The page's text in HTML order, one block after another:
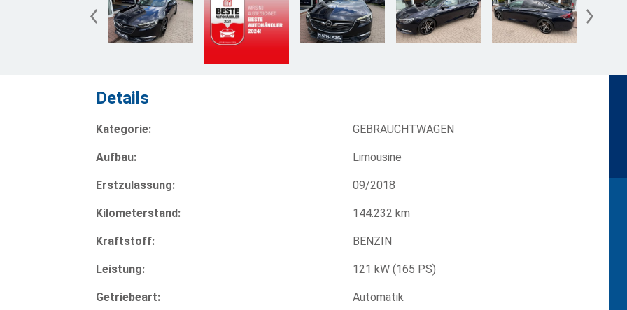
Details
Kategorie: GEBRAUCHTWAGEN
Aufbau: Limousine
Erstzulassung: 09/2018
Kilometerstand: 144.232 km
Kraftstoff: BENZIN
Leistung: 121 kW (165 PS)
Getriebeart: Automatik